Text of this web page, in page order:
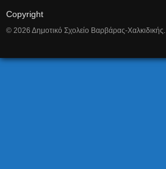
Copyright
© 2026 Δημοτικό Σχολείο Βαρβάρας-Χαλκιδικής.